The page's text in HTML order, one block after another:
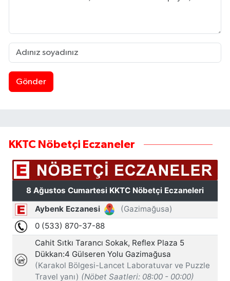
Gönder
KKTC Nöbetçi Eczaneler